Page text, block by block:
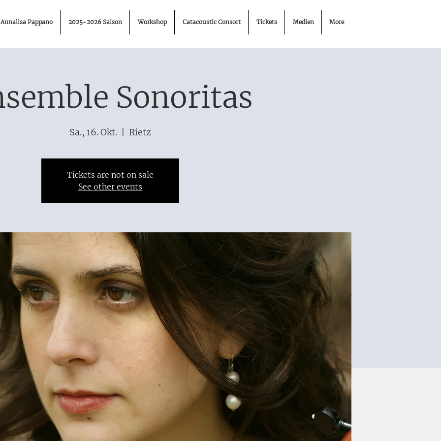
Sonoritas
Sa., 16. Okt. Rietz
Tickets are not on sale
See other events
Annalisa Pappano 2025-2026 Saison Workshop Catacoustic Consort Tickets Medien More